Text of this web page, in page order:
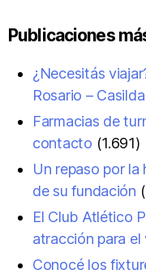
Publicaciones
¿Necesitás
Rosario –
Farmacias de
contacto (1.691)
Un repaso por
de su fundación
El Club Atlético
atracción para el
Conocé los